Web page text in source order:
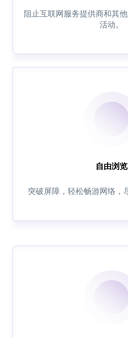
阻止互联网服务提供商和其
活动。
自由浏览
突破屏障，轻松畅游网络，